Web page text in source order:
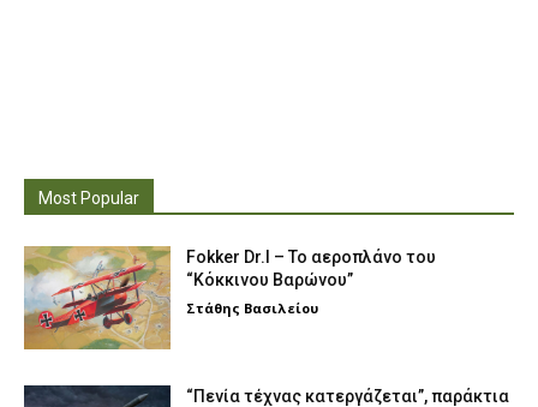
Most Popular
Fokker Dr.I – To αεροπλάνο του
“Κόκκινου Βαρώνου”
Στάθης Βασιλείου
“Πενία τέχνας κατεργάζεται”, παράκτια